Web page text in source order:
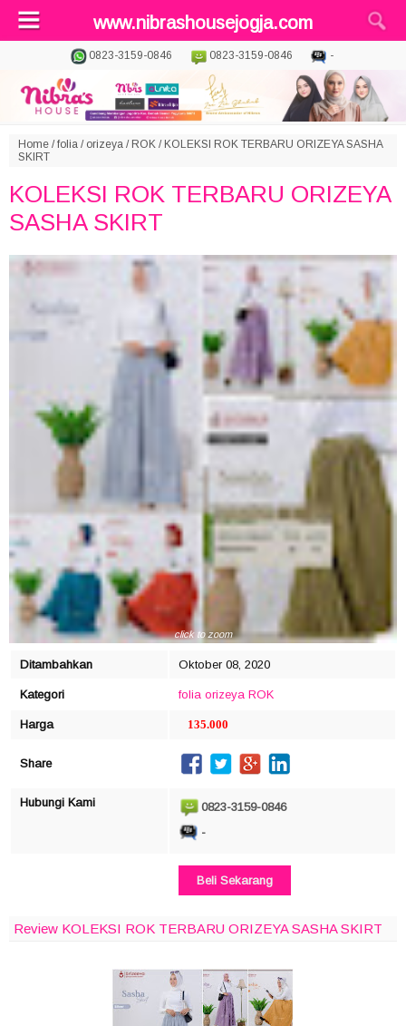
www.nibrashousejogja.com
0823-3159-0846 0823-3159-0846 -
Home /folia / orizeya / ROK / KOLEKSI ROK TERBARU ORIZEYA SASHA
SKIRT
KOLEKSI ROK TERBARU ORIZEYA
SASHA SKIRT
click to zoom
Ditambahkan Oktober 08, 2020
Kategori folia orizeya ROK
Harga 135.000
Share
Hubungi Kami
0823-3159-0846
-
Beli Sekarang
Review KOLEKSI ROK TERBARU ORIZEYA SASHA SKIRT